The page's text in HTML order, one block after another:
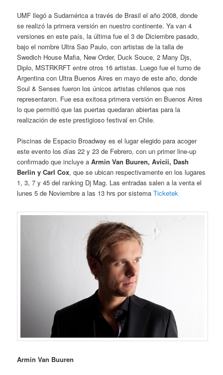
UMF llegó a Sudamérica a través de Brasil el año 2008, donde
se realizó la primera versión en nuestro continente. Ya van 4
versiones en este país, la última fue el 3 de Diciembre pasado,
bajo el nombre Ultra Sao Paulo, con artistas de la talla de
Swedich House Mafia, New Order, Duck Souce, 2 Many Djs,
Diplo, MSTRKRFT entre otros 16 artistas. Luego fue el turno de
Argentina con Ultra Buenos Aires en mayo de este año, donde
Soul & Senses fueron los únicos artistas chilenos que nos
representaron. Fue esa exitosa primera versión en Buenos Aires
lo que permitió que las puertas quedaran abiertas para la
realización de este prestigioso festival en Chile.
Piscinas de Espacio Broadway es el lugar elegido para acoger
este evento los días 22 y 23 de Febrero, con un primer line-up
confirmado que incluye aArmin Van Buuren, Avicii, Dash
Berlin y Carl Cox, que se ubican respectivamente en los lugares
1, 3, 7 y 45 del ranking Dj Mag. Las entradas salen a la venta el
lunes 5 de Noviembre a las 13 hrs por sistemaTicketek
Armin Van Buuren